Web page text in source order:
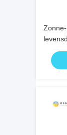
768v